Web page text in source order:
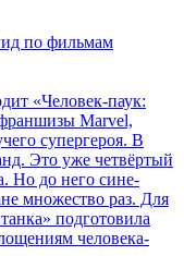
по фильмам
«Человек-паук:
Marvel,
супергероя. В
Это уже четвёртый
Но до него сине-
множество раз. Для
подготовила
человека-